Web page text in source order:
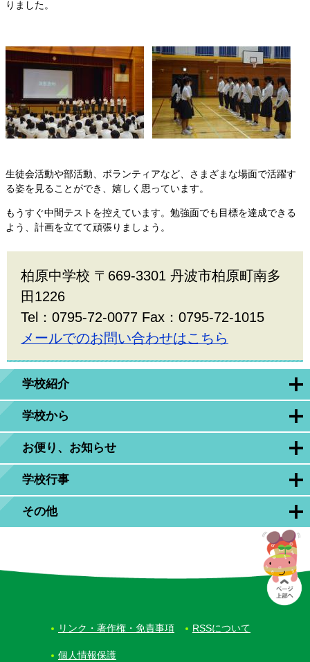
学校紹介
学校から
お便り、お知らせ
学校行事
その他
りました。
生徒会活動や部活動、ボランティアなど、さまざまな場面で活躍す
る姿を見ることができ、嬉しく思っています。
もうすぐ中間テストを控えています。勉強面でも目標を達成できる
よう、計画を立てて頑張りましょう。
柏原中学校 〒669-3301 丹波市柏原町南多
田1226
Tel：0795-72-0077 Fax：0795-72-1015
メールでのお問い合わせはこちら
リンク・著作権・免責事項 RSSについて
個人情報保護